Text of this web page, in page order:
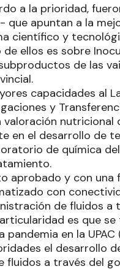
a la prioridad,
que apuntan a la
científico y
ellos es sobre
de las
capacidades al
y
nutricional
en el desarrollo de
de química
aprobado y con una
con
de fluidos a
es que
en la
el desarrollo
fluidos a través del